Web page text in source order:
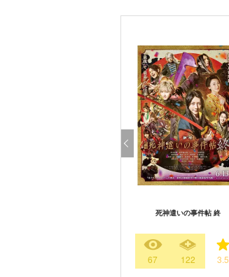
死神遣いの事件帖 終
67 122 3.5